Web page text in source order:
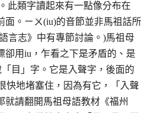
此類字讀起來有一點像分布在
面。ㄧㄨ(iu)的音節並非馬祖話所
言志》中有專節討論。)馬祖母
卻用iu，乍看之下是矛盾的、是
目」字。它是入聲字，後面的
快地堵塞住，因為有它，「入聲
請翻開馬祖母語教材《福州